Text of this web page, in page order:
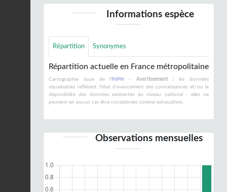
Informations espèce
Répartition Synonymes
Répartition actuelle en France métropolitaine
Cartographie issue de l' INPN - Avertissement : les données
visualisables reflètent l'état d'avancement des connaissances et/ou la
disponibilité des données existantes au niveau national : elles ne
peuvent en aucun cas être considérées comme exhaustives.
Observations mensuelles